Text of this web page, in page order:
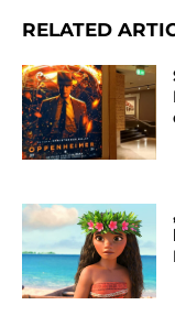
RELATED